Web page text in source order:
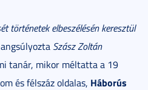
történetek elbeszélésén keresztül
Szász Zoltán
tanár, mikor méltatta a 19
és félszáz oldalas, Háborús